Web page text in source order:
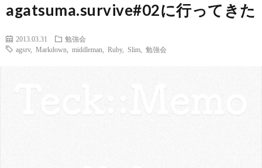
ー
こ
agatsuma.survive#02に行ってきた
2013.03.31
勉強会
agsrv, Markdown middleman Ruby, Slim 勉強会